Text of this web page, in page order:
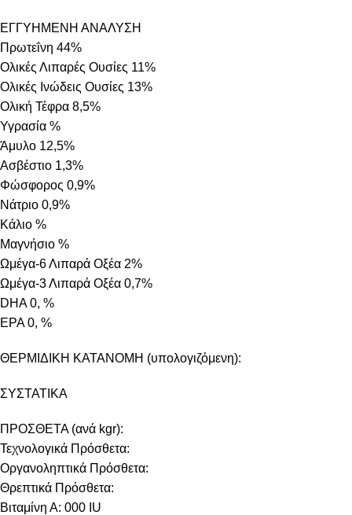
ΕΓΓΥΗΜΕΝΗ ΑΝΑΛΥΣΗ
Πρωτεΐνη 44%
Ολικές Λιπαρές Ουσίες 11%
Ολικές Ινώδεις Ουσίες 13%
Ολική Τέφρα 8,5%
Υγρασία %
Άμυλο 12,5%
Ασβέστιο 1,3%
Φώσφορος 0,9%
Νάτριο 0,9%
Κάλιο %
Μαγνήσιο %
Ωμέγα-6 Λιπαρά Οξέα 2%
Ωμέγα-3 Λιπαρά Οξέα 0,7%
DHA 0, %
EPA 0, %
ΘΕΡΜΙΔΙΚΗ ΚΑΤΑΝΟΜΗ (υπολογιζόμενη):
ΣΥΣΤΑΤΙΚΑ
ΠΡΟΣΘΕΤΑ (ανά kgr):
Τεχνολογικά Πρόσθετα:
Οργανοληπτικά Πρόσθετα:
Θρεπτικά Πρόσθετα:
Βιταμίνη Α: 000 IU